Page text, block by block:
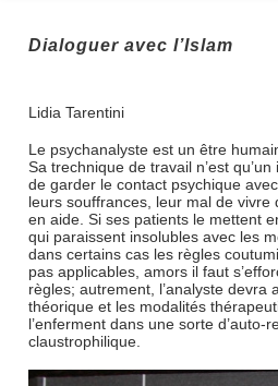
Dialoguer avec l’Islam
Lidia Tarentini
Le psychanalyste est un être
Sa trechnique de travail n’est
de garder le contact psychique
leurs souffrances, leur mal de vivre
en aide. Si ses patients le mettent
qui paraissent insolubles avec les
dans certains cas les règles
pas applicables, amors il faut
règles; autrement, l’analyste devra
théorique et les modalités
l’enferment dans une sorte d’auto-
claustrophilique.